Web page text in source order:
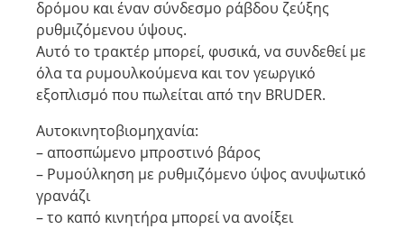
δρόμου και έναν σύνδεσμο ράβδου ζεύξης
ρυθμιζόμενου ύψους.
Αυτό το τρακτέρ μπορεί, φυσικά, να συνδεθεί με
όλα τα ρυμουλκούμενα και τον γεωργικό
εξοπλισμό που πωλείται από την BRUDER.
Αυτοκινητοβιομηχανία:
– αποσπώμενο μπροστινό βάρος
– Ρυμούλκηση με ρυθμιζόμενο ύψος ανυψωτικό
γρανάζι
– το καπό κινητήρα μπορεί να ανοίξει